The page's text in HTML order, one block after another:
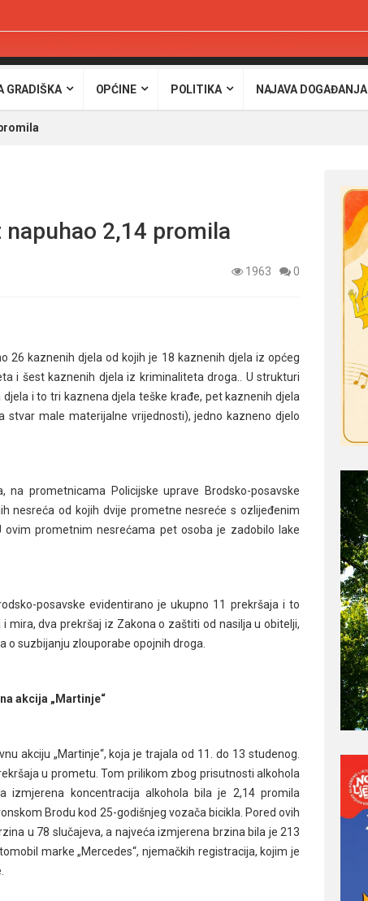
GRADIŠKA OPĆINE POLITIKA NAJAVA DOGAĐANJA
napuhao 2,14 promila
1963 0
26 kaznenih djela od kojih je 18 kaznenih djela iz općeg
i šest kaznenih djela iz kriminaliteta droga.. U strukturi
i to tri kaznena djela teške krađe, pet kaznenih djela
male materijalne vrijednosti), jedno kazneno djelo
prometnicama Policijske uprave Brodsko-posavske
nesreća od kojih dvije prometne nesreće s ozlijeđenim
prometnim nesrećama pet osoba je zadobilo lake
posavske evidentirano je ukupno 11 prekršaja i to
dva prekršaj iz Zakona o zaštiti od nasilja u obitelji,
o suzbijanju zlouporabe opojnih droga.
akcija „Martinje“
akciju „Martinje“, koja je trajala od 11. do 13 studenog.
u prometu. Tom prilikom zbog prisutnosti alkohola
koncentracija alkohola bila je 2,14 promila
Brodu kod 25-godišnjeg vozača bicikla. Pored ovih
u 78 slučajeva, a najveća izmjerena brzina bila je 213
marke „Mercedes“, njemačkih registracija, kojim je